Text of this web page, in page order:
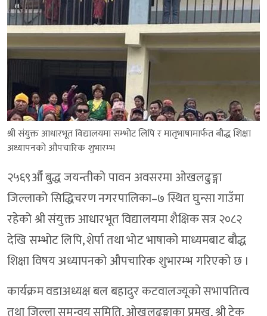
श्री संयुक्त आधारभूत विद्यालयमा सम्भोट लिपि र मातृभाषामार्फत बौद्ध शिक्षा
अध्यापनको औपचारिक शुभारम्भ
२५६९औँ बुद्ध जयन्तीको पावन अवसरमा ओखलढुङ्गा
जिल्लाको सिद्धिचरण नगरपालिका–७ स्थित घुन्सा गाउँमा
रहेको श्री संयुक्त आधारभूत विद्यालयमा शैक्षिक सत्र २०८२
देखि सम्भोट लिपि, शेर्पा तथा भोट भाषाको माध्यमबाट बौद्ध
शिक्षा विषय अध्यापनको औपचारिक शुभारम्भ गरिएको छ ।
कार्यक्रम वडाअध्यक्ष बल बहादुर कटवालज्यूको सभापतित्व